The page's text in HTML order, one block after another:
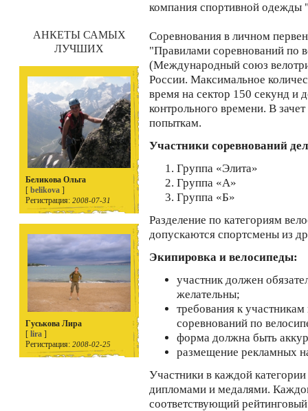
АНКЕТЫ САМЫХ
ЛУЧШИХ
Беликова Ольга
[ belikova ]
Регистрация: 2008-07-31
Гуськова Лира
[ lira ]
Регистрация: 2008-02-25
компания спортивной одежды
Соревнования в личном
"Правилами соревнований по
(Международный союз
России. Максимальное
время на сектор 150 секунд и
контрольного времени. В
попыткам.
Участники соревнований
Группа «Элита»
Группа «А»
Группа «Б»
Разделение по категориям
допускаются спортсмены из
Экипировка и велосипеды:
участник должен
желательны;
требования к
соревнований по
форма должна быть
размещение рекламных
Участники в каждой
дипломами и медалями.
соответствующий